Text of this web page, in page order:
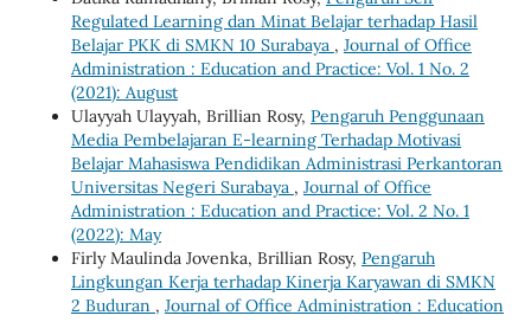
Regulated Learning dan Minat Belajar terhadap Hasil
Belajar PKK di SMKN 10 Surabaya , Journal of Office
Administration : Education and Practice: Vol. 1 No. 2
(2021): August
Ulayyah Ulayyah, Brillian Rosy, Pengaruh Penggunaan
Media Pembelajaran E-learning Terhadap Motivasi
Belajar Mahasiswa Pendidikan Administrasi Perkantoran
Universitas Negeri Surabaya , Journal of Office
Administration : Education and Practice: Vol. 2 No. 1
(2022): May
Firly Maulinda Jovenka, Brillian Rosy, Pengaruh
Lingkungan Kerja terhadap Kinerja Karyawan di SMKN
2 Buduran , Journal of Office Administration : Education